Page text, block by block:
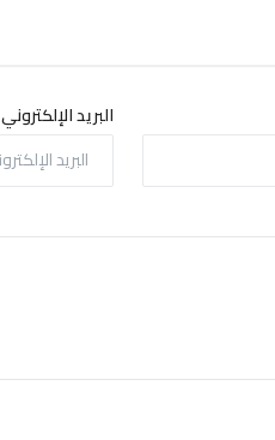
البريد الإلكتروني